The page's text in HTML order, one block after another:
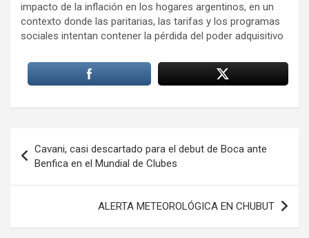
impacto de la inflación en los hogares argentinos, en un
contexto donde las paritarias, las tarifas y los programas
sociales intentan contener la pérdida del poder adquisitivo
de
entradas
Cavani, casi descartado para el debut de Boca ante
Benfica en el Mundial de Clubes
ALERTA METEOROLÓGICA EN CHUBUT